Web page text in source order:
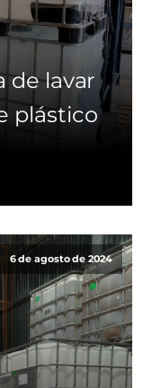
de lavar
plástico
6 de agosto de 2024